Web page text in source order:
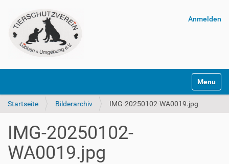
Anmelden
Startseite Bilderarchiv IMG-20250102-WA0019.jpg
IMG-20250102-
WA0019.jpg